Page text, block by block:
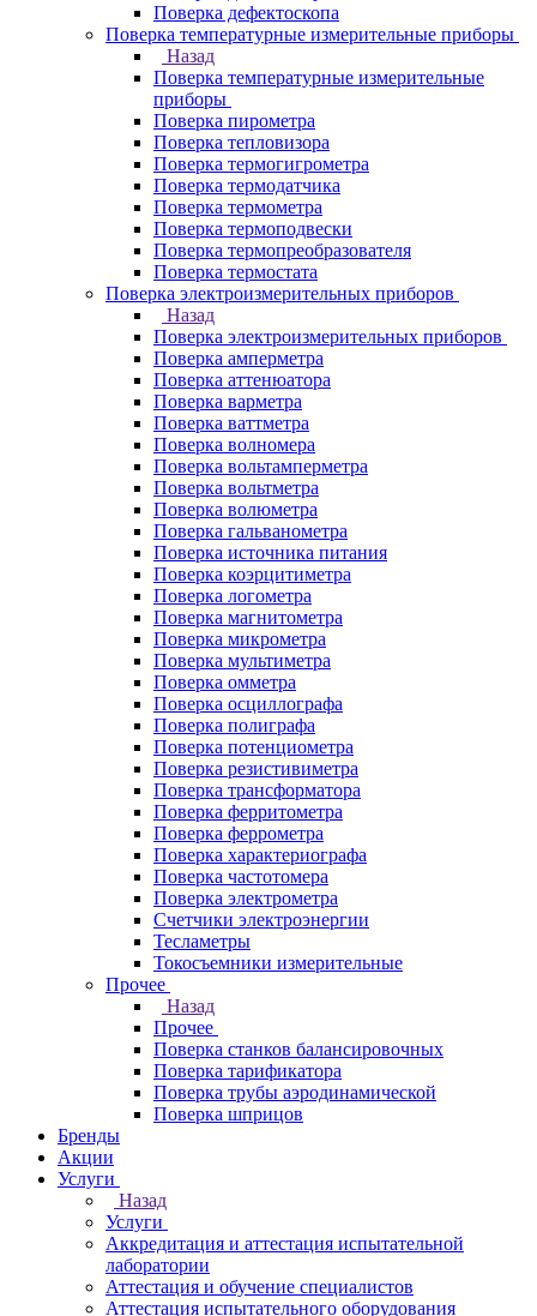
Поверка дефектоскопа
Поверка температурные измерительные приборы
Назад
Поверка температурные измерительные
приборы
Поверка пирометра
Поверка тепловизора
Поверка термогигрометра
Поверка термодатчика
Поверка термометра
Поверка термоподвески
Поверка термопреобразователя
Поверка термостата
Поверка электроизмерительных приборов
Назад
Поверка электроизмерительных приборов
Поверка амперметра
Поверка аттенюатора
Поверка варметра
Поверка ваттметра
Поверка волномера
Поверка вольтамперметра
Поверка вольтметра
Поверка волюметра
Поверка гальванометра
Поверка источника питания
Поверка коэрцитиметра
Поверка логометра
Поверка магнитометра
Поверка микрометра
Поверка мультиметра
Поверка омметра
Поверка осциллографа
Поверка полиграфа
Поверка потенциометра
Поверка резистивиметра
Поверка трансформатора
Поверка ферритометра
Поверка феррометра
Поверка характериографа
Поверка частотомера
Поверка электрометра
Счетчики электроэнергии
Тесламетры
Токосъемники измерительные
Прочее
Назад
Прочее
Поверка станков балансировочных
Поверка тарификатора
Поверка трубы аэродинамической
Поверка шприцов
Бренды
Акции
Услуги
Назад
Услуги
Аккредитация и аттестация испытательной
лаборатории
Аттестация и обучение специалистов
Аттестация испытательного оборудования